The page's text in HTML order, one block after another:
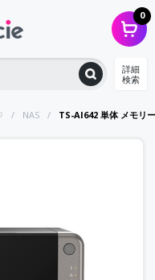
0
詳細
検索
NAS TS-AI642 単体 メモリ